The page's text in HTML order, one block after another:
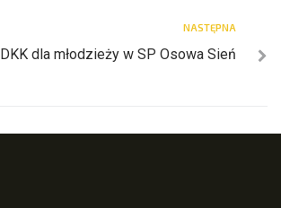
NASTĘPNA
DKK dla młodzieży w SP Osowa Sień